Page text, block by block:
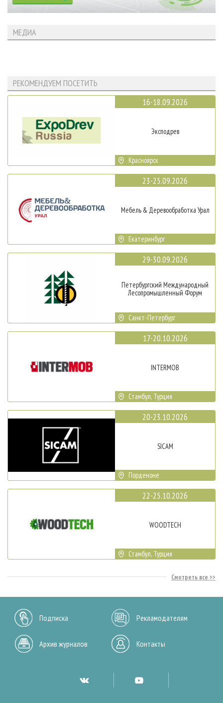
МЕДИА
РЕКОМЕНДУЕМ ПОСЕТИТЬ
16-18.09.2026
Эксподрев
Красноярск
23-25.09.2026
Мебель & Деревообработка Урал
Екатеринбург
29-30.09.2026
Петербургский Международный
Лесопромышленный Форум
Санкт-Петербург
17-20.10.2026
INTERMOB
Стамбул, Турция
20-23.10.2026
SICAM
Порденоне
22-25.10.2026
WOODTECH
Стамбул, Турция
Смотреть все
Подписка Рекламодателям
Архив журналов Контакты